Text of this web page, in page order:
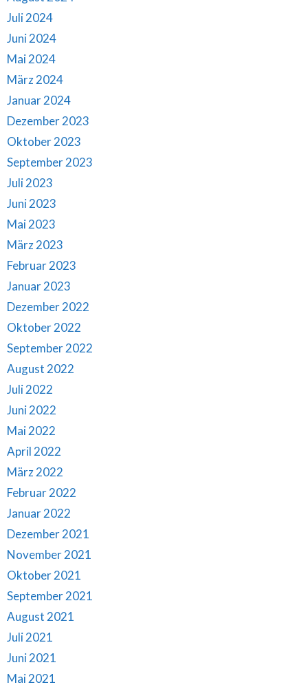
Juli 2024
Juni 2024
Mai 2024
März 2024
Januar 2024
Dezember 2023
Oktober 2023
September 2023
Juli 2023
Juni 2023
Mai 2023
März 2023
Februar 2023
Januar 2023
Dezember 2022
Oktober 2022
September 2022
August 2022
Juli 2022
Juni 2022
Mai 2022
April 2022
März 2022
Februar 2022
Januar 2022
Dezember 2021
November 2021
Oktober 2021
September 2021
August 2021
Juli 2021
Juni 2021
Mai 2021